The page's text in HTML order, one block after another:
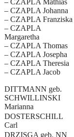
– CZAPLA Mathias
– CZAPLA Johanna
– CZAPLA Franziska
– CZAPLA
Margaretha
– CZAPLA Thomas
– CZAPLA Josepha
– CZAPLA Theresia
– CZAPLA Jacob
DITTMANN geb.
SCHWILLINSKI
Marianna
DOSTERSCHILL
Carl
DRZISGA geb. NN